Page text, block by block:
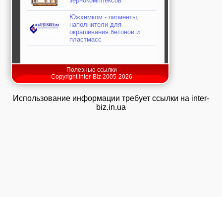
Южхимком - пигменты,
наполнители для
окрашивания бетонов и
пластмасс
Полезные ссылки
Copyright Inter-Biz 2005-2026
Использование информации требует ссылки на inter-
biz.in.ua